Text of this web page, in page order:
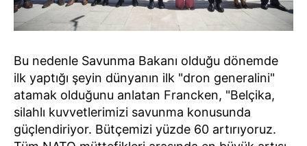
Bu nedenle Savunma Bakanı olduğu dönemde
ilk yaptığı şeyin dünyanın ilk "dron generalini"
atamak olduğunu anlatan Francken, "Belçika,
silahlı kuvvetlerimizi savunma konusunda
güçlendiriyor. Bütçemizi yüzde 60 artırıyoruz.